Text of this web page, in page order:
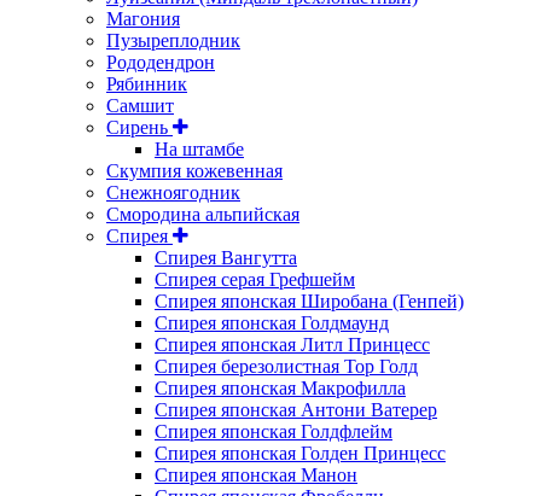
Магония
Пузыреплодник
Рододендрон
Рябинник
Самшит
Сирень
На штамбе
Скумпия кожевенная
Снежноягодник
Смородина альпийская
Спирея
Спирея Вангутта
Спирея серая Грефшейм
Спирея японская Широбана (Генпей)
Спирея японская Голдмаунд
Спирея японская Литл Принцесс
Спирея березолистная Тор Голд
Спирея японская Макрофилла
Спирея японская Антони Ватерер
Спирея японская Голдфлейм
Спирея японская Голден Принцесс
Спирея японская Манон